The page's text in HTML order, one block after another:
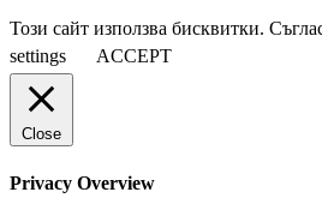
Този сайт използва бисквитки.
settings
ACCEPT
Close
Privacy Overview